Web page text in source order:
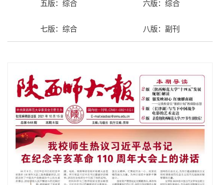
五版：综合 六版：综合
七版：综合 八版：副刊